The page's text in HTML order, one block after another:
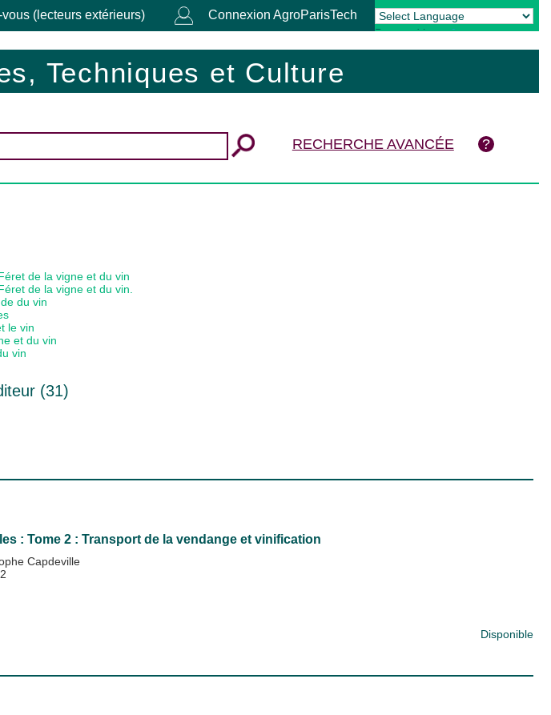
vous (lecteurs extérieurs) Connexion AgroParisTech
Powered by Translate
Techniques et Culture
RECHERCHE AVANCÉE
de la vigne et du vin
de la vigne et du vin.
du vin
le vin
et du vin
vin
(31)
: Tome 2 : Transport de la vendange et vinification
Capdeville
Disponible